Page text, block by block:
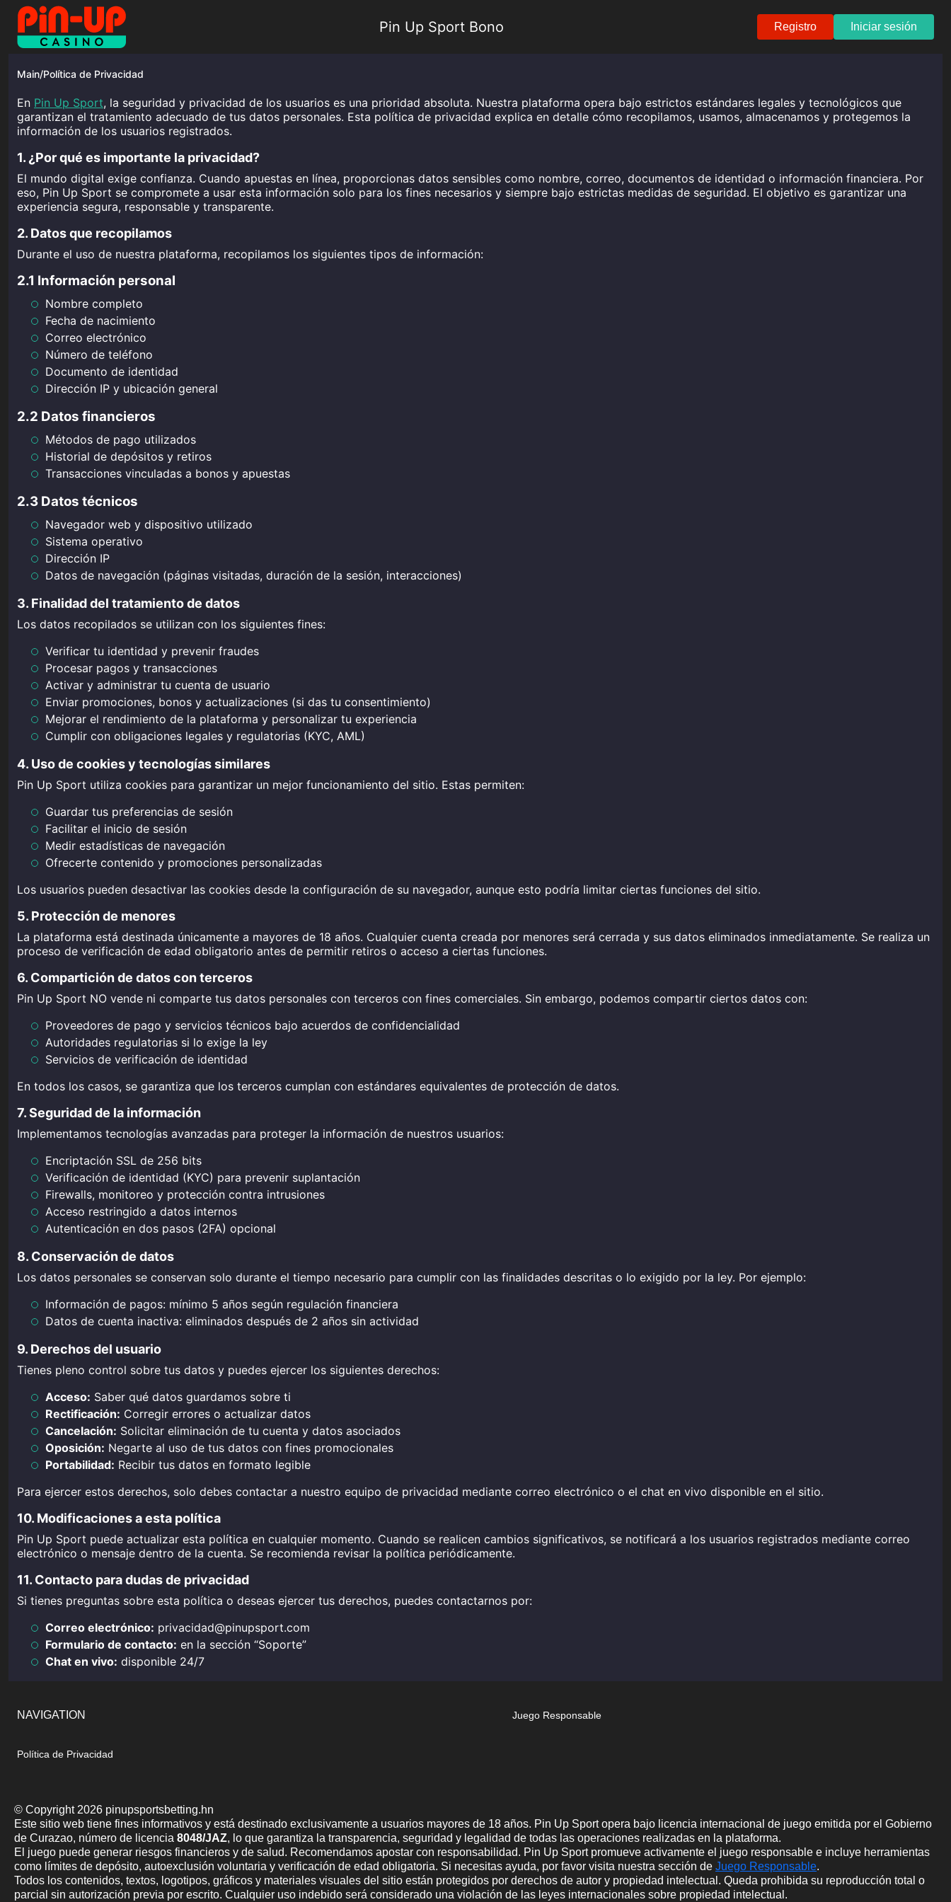
Pin Up Sport Bono Registro Iniciar sesión
Main/Política de Privacidad
En Pin Up Sport, la seguridad y privacidad de los usuarios es una prioridad absoluta. Nuestra plataforma opera bajo estrictos estándares legales y tecnológicos que
garantizan el tratamiento adecuado de tus datos personales. Esta política de privacidad explica en detalle cómo recopilamos, usamos, almacenamos y protegemos la
información de los usuarios registrados.
1. ¿Por qué es importante la privacidad?
El mundo digital exige confianza. Cuando apuestas en línea, proporcionas datos sensibles como nombre, correo, documentos de identidad o información financiera. Por
eso, Pin Up Sport se compromete a usar esta información solo para los fines necesarios y siempre bajo estrictas medidas de seguridad. El objetivo es garantizar una
experiencia segura, responsable y transparente.
2. Datos que recopilamos
Durante el uso de nuestra plataforma, recopilamos los siguientes tipos de información:
2.1 Información personal
Nombre completo
Fecha de nacimiento
Correo electrónico
Número de teléfono
Documento de identidad
Dirección IP y ubicación general
2.2 Datos financieros
Métodos de pago utilizados
Historial de depósitos y retiros
Transacciones vinculadas a bonos y apuestas
2.3 Datos técnicos
Navegador web y dispositivo utilizado
Sistema operativo
Dirección IP
Datos de navegación (páginas visitadas, duración de la sesión, interacciones)
3. Finalidad del tratamiento de datos
Los datos recopilados se utilizan con los siguientes fines:
Verificar tu identidad y prevenir fraudes
Procesar pagos y transacciones
Activar y administrar tu cuenta de usuario
Enviar promociones, bonos y actualizaciones (si das tu consentimiento)
Mejorar el rendimiento de la plataforma y personalizar tu experiencia
Cumplir con obligaciones legales y regulatorias (KYC, AML)
4. Uso de cookies y tecnologías similares
Pin Up Sport utiliza cookies para garantizar un mejor funcionamiento del sitio. Estas permiten:
Guardar tus preferencias de sesión
Facilitar el inicio de sesión
Medir estadísticas de navegación
Ofrecerte contenido y promociones personalizadas
Los usuarios pueden desactivar las cookies desde la configuración de su navegador, aunque esto podría limitar ciertas funciones del sitio.
5. Protección de menores
La plataforma está destinada únicamente a mayores de 18 años. Cualquier cuenta creada por menores será cerrada y sus datos eliminados inmediatamente. Se realiza un
proceso de verificación de edad obligatorio antes de permitir retiros o acceso a ciertas funciones.
6. Compartición de datos con terceros
Pin Up Sport NO vende ni comparte tus datos personales con terceros con fines comerciales. Sin embargo, podemos compartir ciertos datos con:
Proveedores de pago y servicios técnicos bajo acuerdos de confidencialidad
Autoridades regulatorias si lo exige la ley
Servicios de verificación de identidad
En todos los casos, se garantiza que los terceros cumplan con estándares equivalentes de protección de datos.
7. Seguridad de la información
Implementamos tecnologías avanzadas para proteger la información de nuestros usuarios:
Encriptación SSL de 256 bits
Verificación de identidad (KYC) para prevenir suplantación
Firewalls, monitoreo y protección contra intrusiones
Acceso restringido a datos internos
Autenticación en dos pasos (2FA) opcional
8. Conservación de datos
Los datos personales se conservan solo durante el tiempo necesario para cumplir con las finalidades descritas o lo exigido por la ley. Por ejemplo:
Información de pagos: mínimo 5 años según regulación financiera
Datos de cuenta inactiva: eliminados después de 2 años sin actividad
9. Derechos del usuario
Tienes pleno control sobre tus datos y puedes ejercer los siguientes derechos:
Acceso: Saber qué datos guardamos sobre ti
Rectificación: Corregir errores o actualizar datos
Cancelación: Solicitar eliminación de tu cuenta y datos asociados
Oposición: Negarte al uso de tus datos con fines promocionales
Portabilidad: Recibir tus datos en formato legible
Para ejercer estos derechos, solo debes contactar a nuestro equipo de privacidad mediante correo electrónico o el chat en vivo disponible en el sitio.
10. Modificaciones a esta política
Pin Up Sport puede actualizar esta política en cualquier momento. Cuando se realicen cambios significativos, se notificará a los usuarios registrados mediante correo
electrónico o mensaje dentro de la cuenta. Se recomienda revisar la política periódicamente.
11. Contacto para dudas de privacidad
Si tienes preguntas sobre esta política o deseas ejercer tus derechos, puedes contactarnos por:
Correo electrónico: privacidad@pinupsport.com
Formulario de contacto: en la sección “Soporte”
Chat en vivo: disponible 24/7
NAVIGATION
Política de Privacidad
Juego Responsable
© Copyright 2026 pinupsportsbetting.hn
Este sitio web tiene fines informativos y está destinado exclusivamente a usuarios mayores de 18 años. Pin Up Sport opera bajo licencia internacional de juego emitida por el Gobierno
de Curazao, número de licencia 8048/JAZ, lo que garantiza la transparencia, seguridad y legalidad de todas las operaciones realizadas en la plataforma.
El juego puede generar riesgos financieros y de salud. Recomendamos apostar con responsabilidad. Pin Up Sport promueve activamente el juego responsable e incluye herramientas
como límites de depósito, autoexclusión voluntaria y verificación de edad obligatoria. Si necesitas ayuda, por favor visita nuestra sección de Juego Responsable.
Todos los contenidos, textos, logotipos, gráficos y materiales visuales del sitio están protegidos por derechos de autor y propiedad intelectual. Queda prohibida su reproducción total o
parcial sin autorización previa por escrito. Cualquier uso indebido será considerado una violación de las leyes internacionales sobre propiedad intelectual.